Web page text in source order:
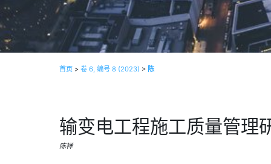
首页 > 卷 6, 编号 8 (2023) > 陈
输变电工程施工质量管理
陈祥